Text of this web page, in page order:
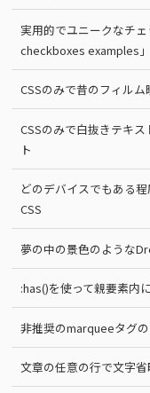
実用的でユニークなチ
checkboxes examples」
CSSのみで昔のフィル
CSSのみで白抜きテキ
ト
どのデバイスでもある
CSS
夢の中の景色のような
:has()を使って親要素内
非推奨のmarqueeタグ
文章の任意の行で文字